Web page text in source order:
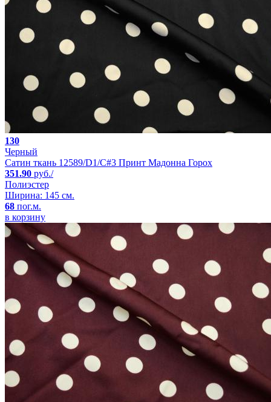
130
Черный
Сатин ткань 12589/D1/C#3 Принт Мадонна Горох
351.90 руб./
Полиэстер
Ширина: 145 см.
68 пог.м.
в корзину